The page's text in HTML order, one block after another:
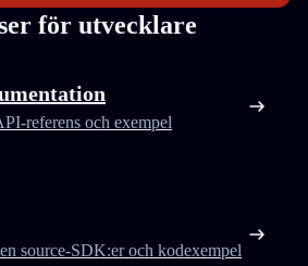
för utvecklare
referens och exempel
source-SDK:er och kodexempel